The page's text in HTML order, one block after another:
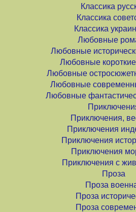
Классика
Классика
Классика
Любовные
Любовные
Любовные
Любовные
Любовные
Любовные
Приключения,
Приключения
Приключения
Приключения
Приключения с
Проза
Проза
Проза
Проза